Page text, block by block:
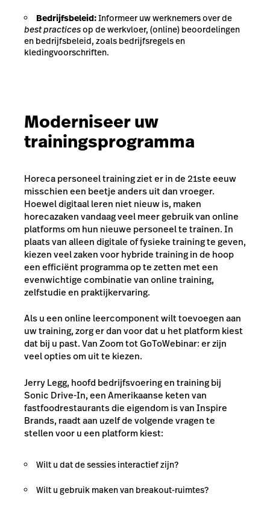
Bedrijfsbeleid:Informeer uw werknemers over de
best practicesop de werkvloer, (online) beoordelingen
en bedrijfsbeleid, zoals bedrijfsregels en
kledingvoorschriften.
Moderniseer uw
trainingsprogramma
Horeca personeel training ziet er in de 21ste eeuw
misschien een beetje anders uit dan vroeger.
Hoewel digitaal leren niet nieuw is, maken
horecazaken vandaag veel meer gebruik van online
platforms om hun nieuwe personeel te trainen. In
plaats van alleen digitale of fysieke training te geven,
kiezen veel zaken voor hybride training in de hoop
een efficiënt programma op te zetten met een
evenwichtige combinatie van online training,
zelfstudie en praktijkervaring.
Als u een online leercomponent wilt toevoegen aan
uw training, zorg er dan voor dat u het platform kiest
dat bij u past. Van Zoom tot GoToWebinar: er zijn
veel opties om uit te kiezen.
Jerry Legg, hoofd bedrijfsvoering en training bij
Sonic Drive-In, een Amerikaanse keten van
fastfoodrestaurants die eigendom is van Inspire
Brands, raadt aan uzelf de volgende vragen te
stellen voor u een platform kiest:
Wilt u dat de sessies interactief zijn?
Wilt u gebruik maken van breakout-ruimtes?